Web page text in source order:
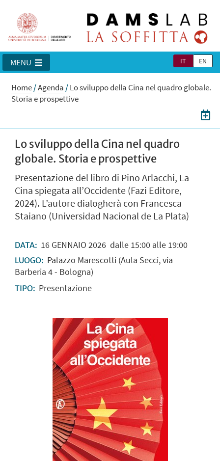
IT EN
MENU
Home/Agenda /Lo sviluppo della Cina nel quadro globale.
Storia e prospettive
Lo sviluppo della Cina nel quadro
globale. Storia e prospettive
Presentazione del libro di Pino Arlacchi, La
Cina spiegata all’Occidente (Fazi Editore,
2024). L’autore dialogherà con Francesca
Staiano (Universidad Nacional de La Plata)
DATA: 16GENNAIO 2026dalle 15:00 alle 19:00
LUOGO: Palazzo Marescotti (Aula Secci, via
Barberia 4 - Bologna)
TIPO: Presentazione